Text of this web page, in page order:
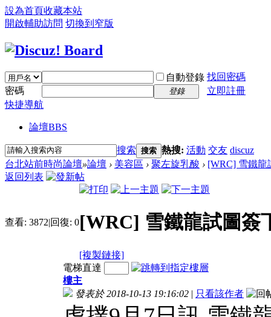
設為首頁收藏本站
開啟輔助訪問 切換到窄版
自動登錄 找回密碼
密碼
登錄
立即註冊
快捷導航
論壇BBS
搜索 搜索 熱搜: 活動 交友 discuz
台北站前時尚論壇»論壇 › 美容區 › 聚左旋乳酸 › [WRC] 雪鐵龍
返回列表
查看: 3872|回復: 0[WRC] 雪鐵龍試圖簽
[複製鏈接]
電梯直達
樓主
發表於 2018-10-13 19:16:02 | 只看該作者